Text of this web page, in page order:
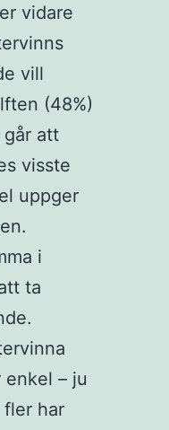
vidare
vill
(48%)
att
visste
uppger
i
ta
– ju
har